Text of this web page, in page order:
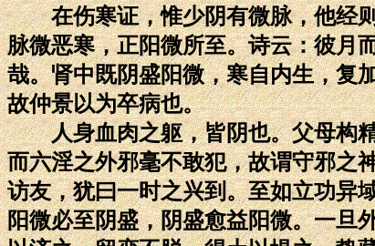
在伤寒证，惟少阴有微脉，他经则
脉微恶寒，正阳微所至。诗云：彼月
哉。肾中既阴盛阳微，寒自内生，复
故仲景以为卒病也。
人身血肉之躯，皆阴也。父母构精
而六淫之外邪毫不敢犯，故谓守邪之
访友，犹曰一时之兴到。至如立功异
阳微必至阴盛，阴盛愈益阳微。一旦